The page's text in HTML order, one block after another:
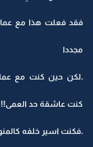
فقد فعلت هذا مع
مجددا
.لكن حين كنت مع
كنت عاشقة حد العمى!!
.فكنت اسير خلفه